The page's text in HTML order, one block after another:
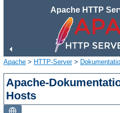
Apache HTTP
Apache > HTTP-Server>
Apache-
Hosts